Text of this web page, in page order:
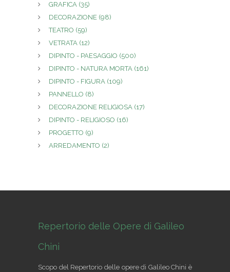
GRAFICA (35)
DECORAZIONE (98)
TEATRO (59)
VETRATA (12)
DIPINTO - PAESAGGIO (500)
DIPINTO - NATURA MORTA (161)
DIPINTO - FIGURA (109)
PANNELLO (8)
DECORAZIONE RELIGIOSA (17)
DIPINTO - RELIGIOSO (16)
PROGETTO (9)
ARREDAMENTO (2)
Repertorio delle Opere di Galileo
Chini
Scopo del Repertorio delle opere di Galileo Chini è